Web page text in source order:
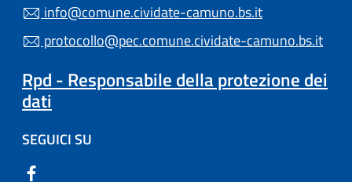
info@comune.cividate-camuno.bs.it
protocollo@pec.comune.cividate-camuno.bs.it
Rpd - Responsabile della protezione dei
dati
SEGUICI SU